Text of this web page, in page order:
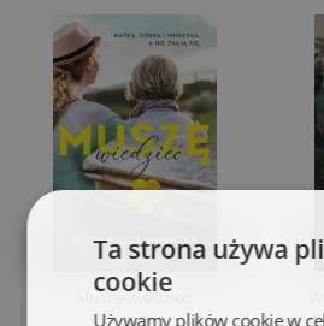
Muszę wiedzieć
Ta strona używa
cookie
Używamy plików cookie w